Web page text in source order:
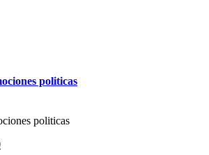
politicas
politicas